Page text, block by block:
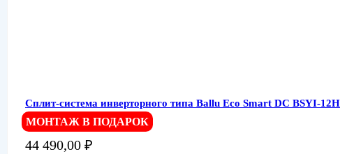
Сплит-система инверторного типа Ballu Eco Smart DC BSYI-
МОНТАЖ В ПОДАРОК
44 490,00 ₽